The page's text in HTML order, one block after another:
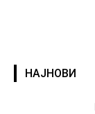
НАЈНОВИ